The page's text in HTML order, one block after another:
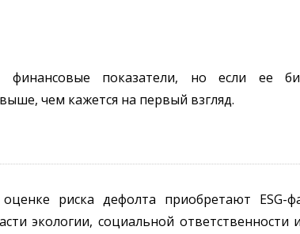
показатели, но если ее
чем кажется на первый взгляд.
риска дефолта приобретают ESG-
экологии, социальной ответственности